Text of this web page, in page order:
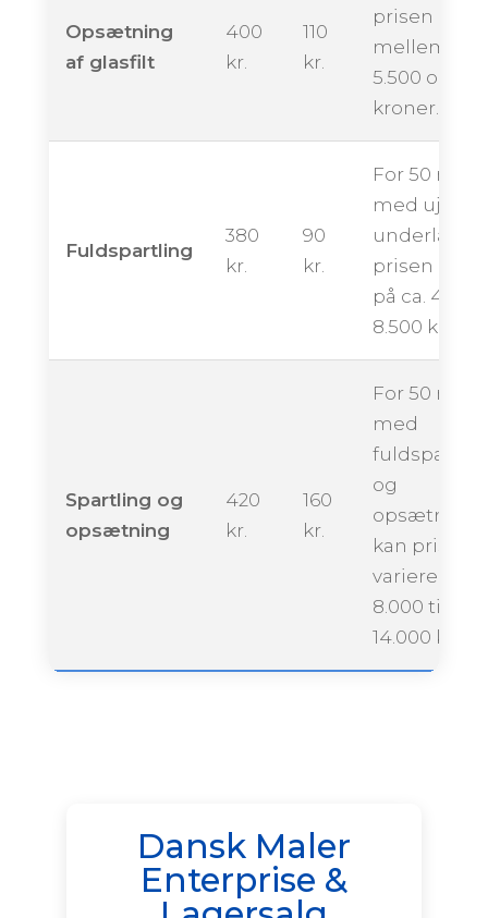
Opsætning
af glasfilt
400
kr.
110
kr.
prisen ende
mellem ca.
5.500 og
kroner.
Fuldspartling
380
kr.
90
kr.
For 50 m²
med
underlag
prisen ligge
på ca. 4.500
8.500
Spartling og
opsætning
420
kr.
160
kr.
For 50 m²
med
og
opsætning
kan prisen
variere fra
8.000 til
14.000
Dansk Maler
Enterprise &